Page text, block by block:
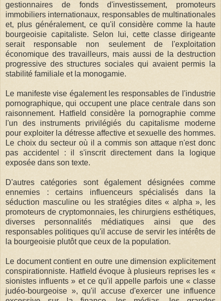
gestionnaires de fonds d'investissement, promoteurs
immobiliers internationaux, responsables de multinationales
et, plus généralement, ce qu'il considère comme la haute
bourgeoisie capitaliste. Selon lui, cette classe dirigeante
serait responsable non seulement de l'exploitation
économique des travailleurs, mais aussi de la destruction
progressive des structures sociales qui avaient permis la
stabilité familiale et la monogamie.
Le manifeste vise également les responsables de l'industrie
pornographique, qui occupent une place centrale dans son
raisonnement. Hatfield considère la pornographie comme
l'un des instruments privilégiés du capitalisme moderne
pour exploiter la détresse affective et sexuelle des hommes.
Le choix du secteur où il a commis son attaque n'est donc
pas accidentel : il s'inscrit directement dans la logique
exposée dans son texte.
D'autres catégories sont également désignées comme
ennemies : certains influenceurs spécialisés dans la
séduction masculine ou les stratégies dites « alpha », les
promoteurs de cryptomonnaies, les chirurgiens esthétiques,
diverses personnalités médiatiques ainsi que des
responsables politiques qu'il accuse de servir les intérêts de
la bourgeoisie plutôt que ceux de la population.
Le document contient en outre une dimension explicitement
conspirationniste. Hatfield évoque à plusieurs reprises les «
sionistes influents » et ce qu'il appelle parfois une « classe
judéo-bourgeoise », qu'il accuse d'exercer une influence